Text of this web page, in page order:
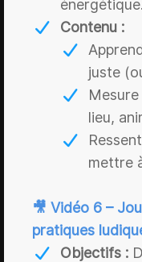
énergétique.
Contenu :
juste
lieu,
mettre
🎥 Vidéo 6 –
pratiques
Objectifs :